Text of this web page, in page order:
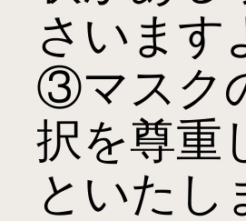
さいます
③マスク
択を尊重
といたし